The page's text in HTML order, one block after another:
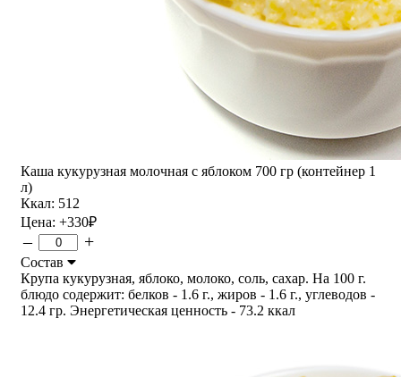
Каша кукурузная молочная с яблоком 700 гр (контейнер 1
л)
Ккал: 512
Цена: +330₽
– +
Состав
Крупа кукурузная, яблоко, молоко, соль, сахар. На 100 г.
блюдо содержит: белков - 1.6 г., жиров - 1.6 г., углеводов -
12.4 гр. Энергетическая ценность - 73.2 ккал